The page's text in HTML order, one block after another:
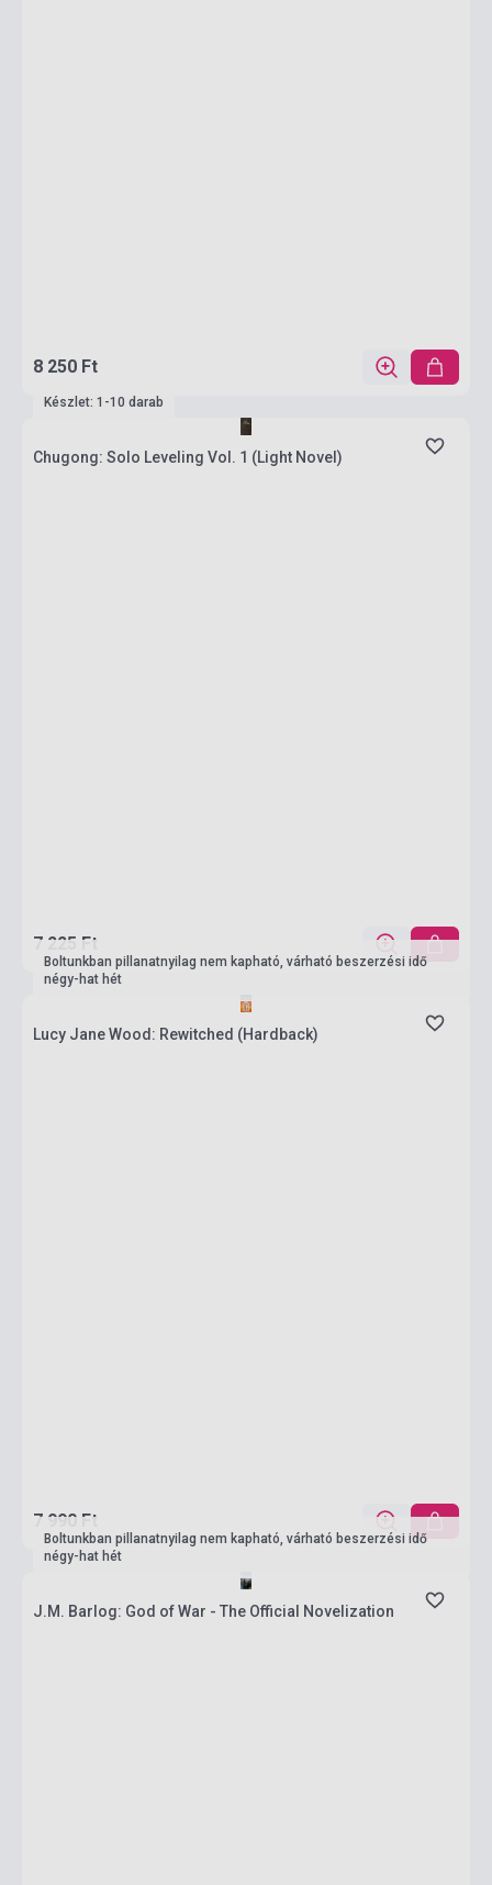
8 250 Ft
Készlet: 1-10 darab
Chugong: Solo Leveling Vol. 1 (Light Novel)
7 225 Ft
Boltunkban pillanatnyilag nem kapható, várható beszerzési idő
négy-hat hét
Lucy Jane Wood: Rewitched (Hardback)
7 990 Ft
Boltunkban pillanatnyilag nem kapható, várható beszerzési idő
négy-hat hét
J.M. Barlog: God of War - The Official Novelization